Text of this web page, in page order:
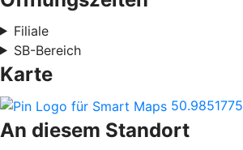
Filiale
SB-Bereich
Karte
50.9851775
An diesem Standort